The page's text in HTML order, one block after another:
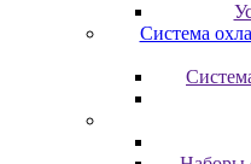
Система